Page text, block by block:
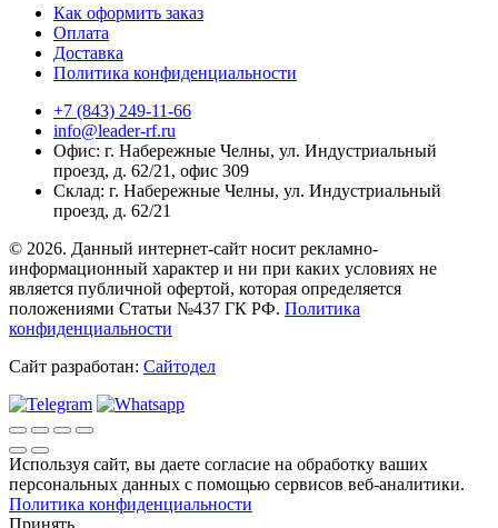
Как оформить заказ
Оплата
Доставка
Политика конфиденциальности
+7 (843) 249-11-66
info@leader-rf.ru
Офис: г. Набережные Челны, ул. Индустриальный
проезд, д. 62/21, офис 309
Склад: г. Набережные Челны, ул. Индустриальный
проезд, д. 62/21
© 2026. Данный интернет-сайт носит рекламно-
информационный характер и ни при каких условиях не
является публичной офертой, которая определяется
положениями Статьи №437 ГК РФ. Политика
конфиденциальности
Сайт разработан: Сайтодел
Используя сайт, вы даете согласие на обработку ваших
персональных данных с помощью сервисов веб-аналитики.
Политика конфиденциальности
Принять